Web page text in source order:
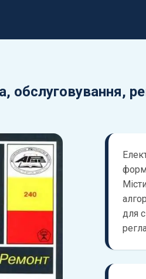
обслуговування,
для